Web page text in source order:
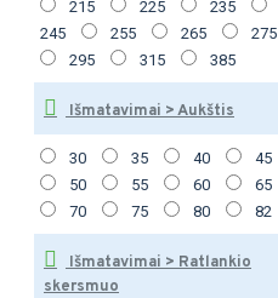
215
225
235
245
255 265
275
295
315 385
Išmatavimai > Aukštis
30 35 40
45
50
55 60
65
70
75 80 82
Išmatavimai > Ratlankio
skersmuo